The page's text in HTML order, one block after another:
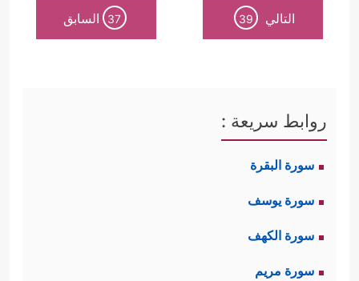
التالي 39
37 السابق
روابط سريعة :
سورة البقرة
سورة يوسف
سورة الكهف
سورة مريم